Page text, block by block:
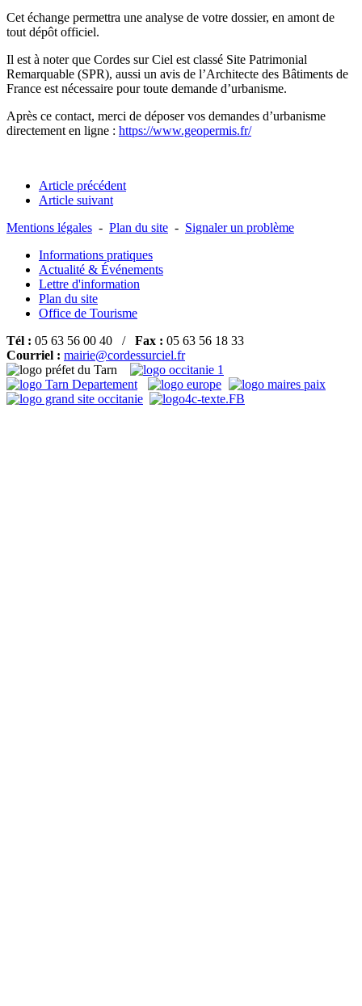
Cet échange permettra une analyse de votre dossier, en amont de
tout dépôt officiel.
Il est à noter que Cordes sur Ciel est classé Site Patrimonial
Remarquable (SPR), aussi un avis de l’Architecte des Bâtiments de
France est nécessaire pour toute demande d’urbanisme.
Après ce contact, merci de déposer vos demandes d’urbanisme
directement en ligne : https://www.geopermis.fr/
Article précédent
Article suivant
Mentions légales - Plan du site - Signaler un problème
Informations pratiques
Actualité & Événements
Lettre d'information
Plan du site
Office de Tourisme
Tél : 05 63 56 00 40 / Fax : 05 63 56 18 33
Courriel : mairie@cordessurciel.fr